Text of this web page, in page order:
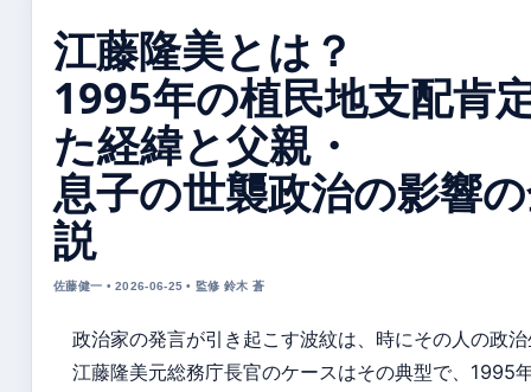
江藤隆美とは？
1995年の植民地支配肯
た経緯と父親・
息子の世襲政治の影響
説
佐藤健一 • 2026-06-25 • 監修 鈴木 蒼
政治家の発言が引き起こす波紋は、時にその人の政
江藤隆美元総務庁長官のケースはその典型で、1995